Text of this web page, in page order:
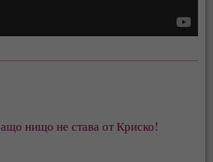
нищо не става от Криско!